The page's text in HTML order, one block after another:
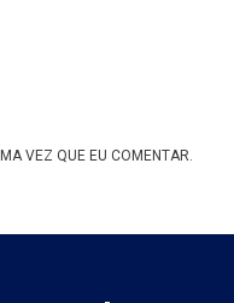
VEZ QUE EU COMENTAR.